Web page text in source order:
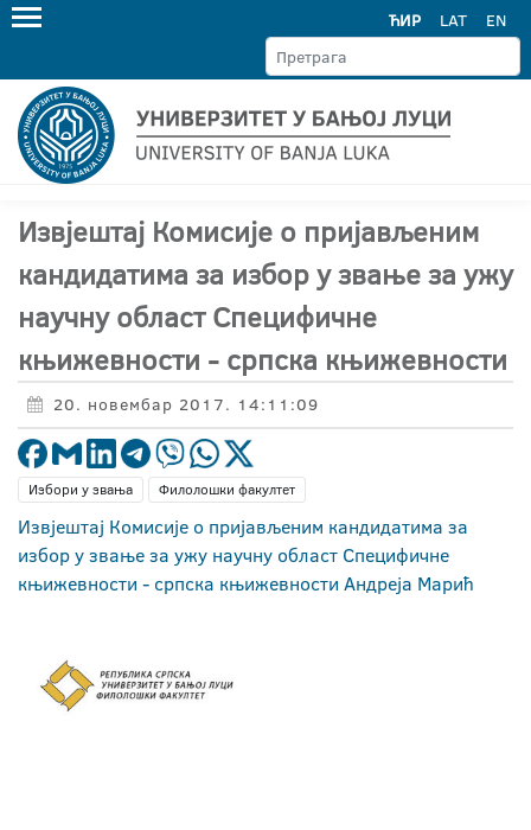
ЋИР LAT EN
Извјештај Комисије о пријављеним
кандидатима за избор у звање за ужу
научну област Специфичне
књижевности - српска књижевности
20. новембар 2017. 14:11:09
Избори у звања Филолошки факултет
Извјештај Комисије о пријављеним кандидатима за
избор у звање за ужу научну област Специфичне
књижевности - српска књижевности Андреја Марић